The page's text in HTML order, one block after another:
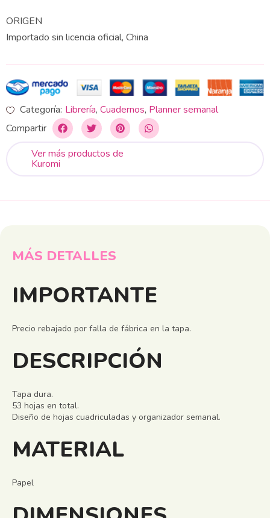
ORIGEN
Importado sin licencia oficial, China
Categoría: Librería, Cuadernos, Planner semanal
Compartir
Ver más productos de
Kuromi
MÁS DETALLES
IMPORTANTE
Precio rebajado por falla de fábrica en la tapa.
DESCRIPCIÓN
Tapa dura.
53 hojas en total.
Diseño de hojas cuadriculadas y organizador semanal.
MATERIAL
Papel